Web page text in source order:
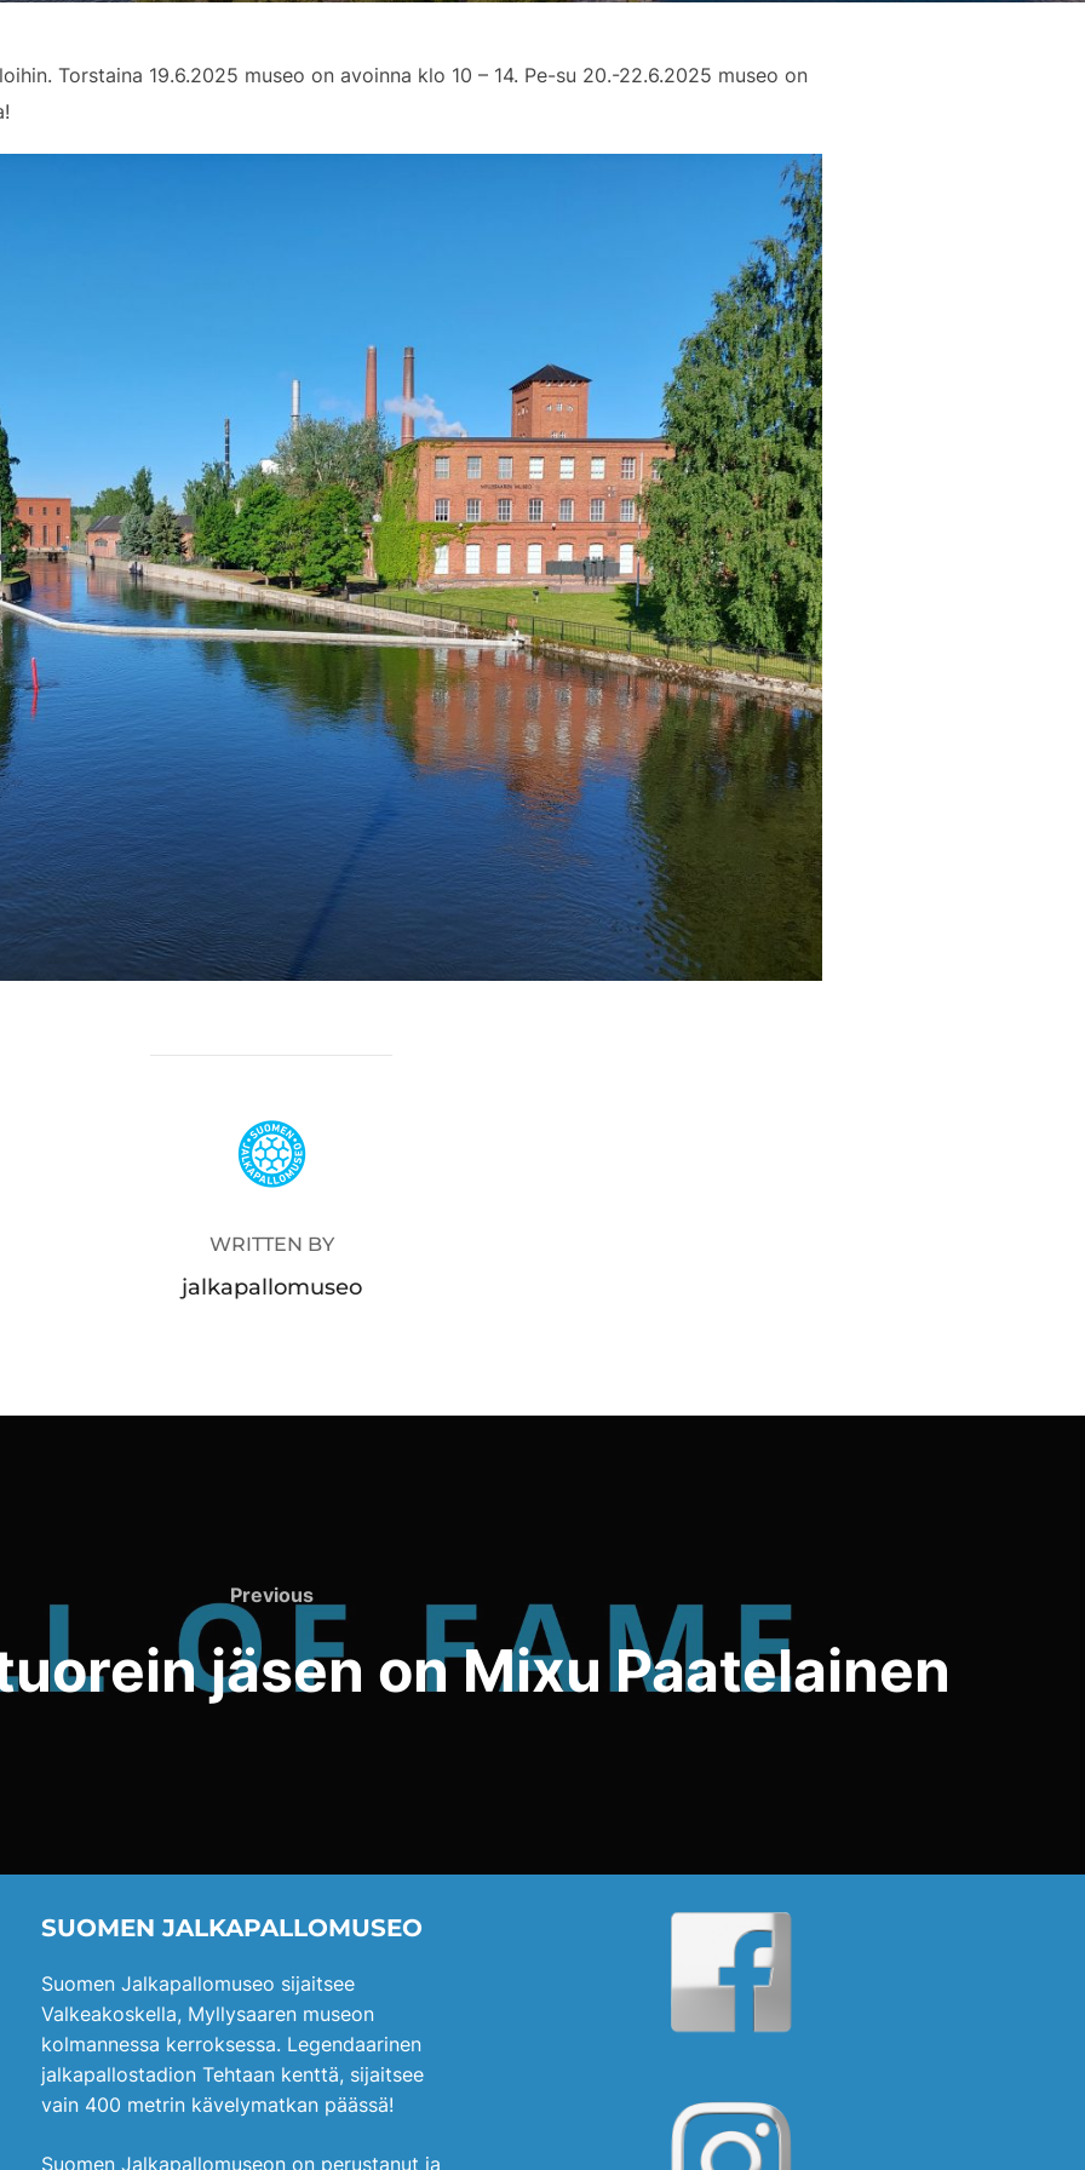
Torstaina 19.6.2025 museo on avoinna klo 10 – 14. Pe-su 20.-22.6.2025 museo on
POST AUTHOR
WRITTEN BY
jalkapallomuseo
Previous
Previous
jäsen on Mixu Paatelainen
SUOMEN JALKAPALLOMUSEO
Suomen Jalkapallomuseo sijaitsee
Valkeakoskella, Myllysaaren museon
kolmannessa kerroksessa. Legendaarinen
jalkapallostadion Tehtaan kenttä, sijaitsee
vain 400 metrin kävelymatkan päässä!
Suomen Jalkapallomuseon on perustanut ja